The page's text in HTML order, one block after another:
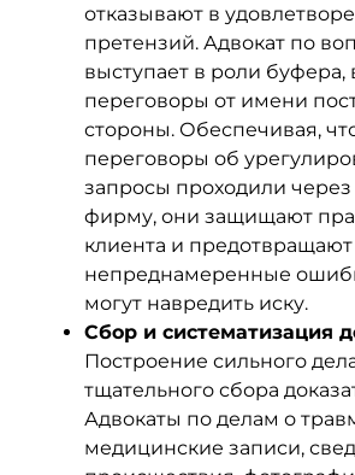
отказывают в
претензий. Адвокат по
выступает в роли буфера,
переговоры от имени
стороны. Обеспечивая,
переговоры об
запросы проходили
фирму, они защищают
клиента и предотвращают
непреднамеренные
могут навредить иску.
Сбор и систематизация
Построение сильного
тщательного сбора
Адвокаты по делам о
медицинские записи,